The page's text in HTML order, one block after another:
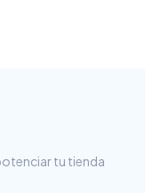
tu tienda